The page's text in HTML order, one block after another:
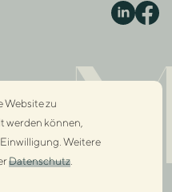
Website zu
werden können,
Weitere
Datenschutz